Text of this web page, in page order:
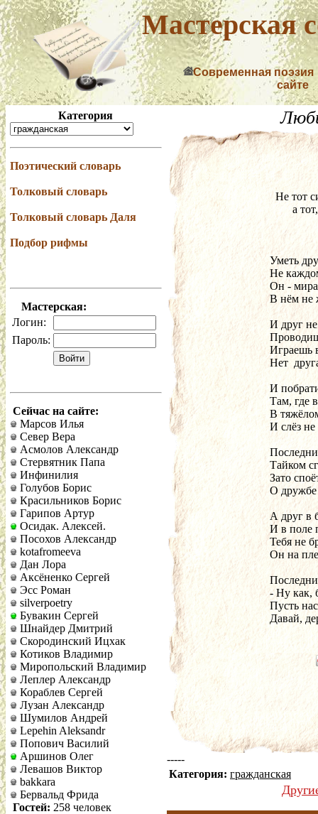
Мастерская
Современная поэзия
сайте
Категория
Поэтический словарь
Толковый словарь
Толковый словарь Даля
Подбор рифмы
Мастерская:
Логин:
Пароль:
Сейчас на сайте:
Марсов Илья
Север Вера
Асмолов Александр
Стервятник Папа
Инфинилия
Голубов Борис
Красильников Борис
Гарипов Артур
Осидак. Алексей.
Посохов Александр
kotafromeeva
Дан Лора
Аксёненко Сергей
Эсс Роман
silverpoetry
Бувакин Сергей
Шнайдер Дмитрий
Скородинский Ицхак
Котиков Владимир
Миропольский Владимир
Леплер Александр
Кораблев Сергей
Лузан Александр
Шумилов Андрей
Lepehin Aleksandr
Попович Василий
Аршинов Олег
Левашов Виктор
bakkara
Бервальд Фрида
Гостей: 258 человек
Не тот
а тот,
Уметь
Не
Он - мира
В нём не
И друг
Играешь
Нет
И
Там, где
В
И слёз не
Тайком
Зато
О дружбе
А друг в
И в поле
Тебя не
Он на
- Ну как,
Пусть
Давай,
-----
Категория: гражданская